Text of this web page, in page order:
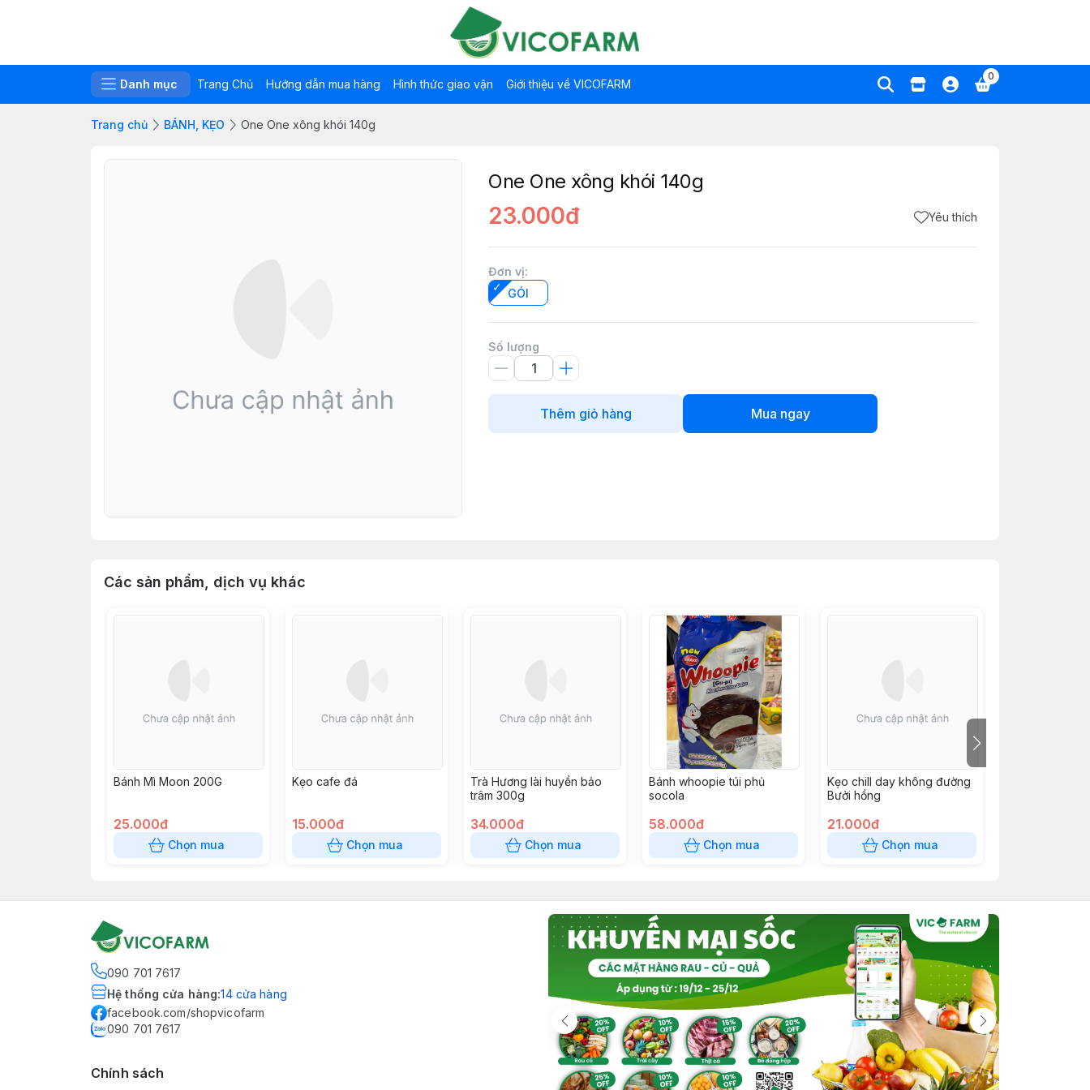
Danh mục Trang Chủ Hướng dẫn mua hàng Hình thức giao vận Giới thiệu về VICOFARM
0
Trang chủ BÁNH, KẸO One One xông khói 140g
One One xông khói 140g
23.000đ Yêu thích
Đơn vị:
GÓI
Số lượng
Thêm giỏ hàng Mua ngay
Các sản phẩm, dịch vụ khác
Bánh Mì Moon 200G
25.000đ
Chọn mua
Kẹo cafe đá
15.000đ
Chọn mua
Trà Hương lài huyền bảo
trâm 300g
34.000đ
Chọn mua
Bánh whoopie túi phủ
socola
58.000đ
Chọn mua
Kẹo chill day không đường
Bưởi hồng
21.000đ
Chọn mua
090 701 7617
Hệ thống cửa hàng:14 cửa hàng
facebook.com/shopvicofarm
090 701 7617
Chính sách